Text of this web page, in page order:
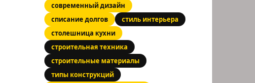
современный дизайн
списание долгов
стиль интерьера
столешница кухни
строительная техника
строительные материалы
типы конструкций